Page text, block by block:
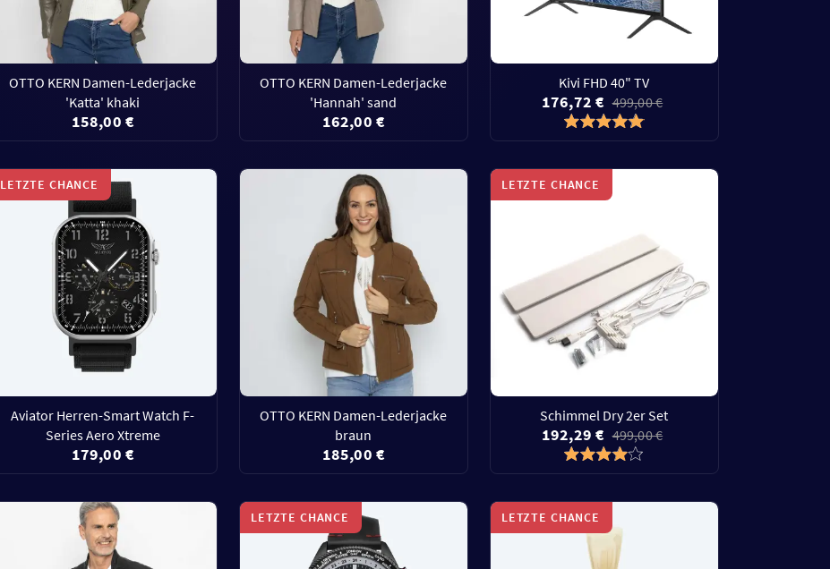
OTTO KERN Damen-Lederjacke
'Katta' khaki
158,00 €
OTTO KERN Damen-Lederjacke
'Hannah' sand
162,00 €
Kivi FHD 40" TV
176,72 € 499,00 €
LETZTE CHANCE
Aviator Herren-Smart Watch F-
Series Aero Xtreme
179,00 €
OTTO KERN Damen-Lederjacke
braun
185,00 €
LETZTE CHANCE
Schimmel Dry 2er Set
192,29 € 499,00 €
LETZTE CHANCE LETZTE CHANCE